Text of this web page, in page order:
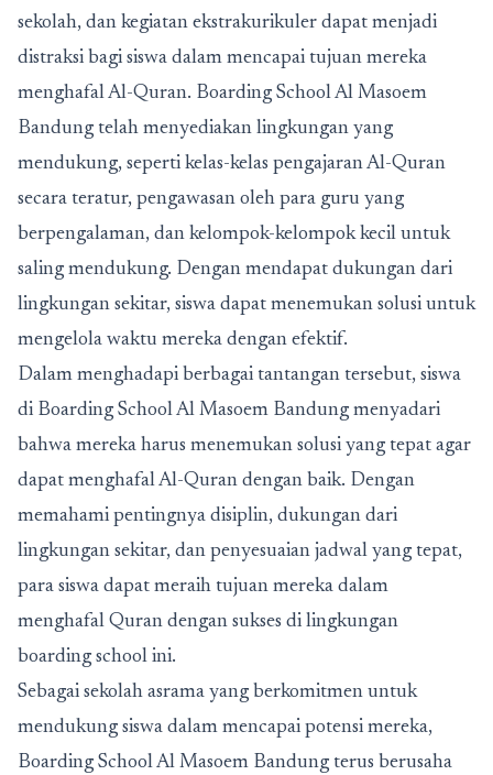
sekolah, dan kegiatan ekstrakurikuler dapat menjadi
distraksi bagi siswa dalam mencapai tujuan mereka
menghafal Al-Quran. Boarding School Al Masoem
Bandung telah menyediakan lingkungan yang
mendukung, seperti kelas-kelas pengajaran Al-Quran
secara teratur, pengawasan oleh para guru yang
berpengalaman, dan kelompok-kelompok kecil untuk
saling mendukung. Dengan mendapat dukungan dari
lingkungan sekitar, siswa dapat menemukan solusi untuk
mengelola waktu mereka dengan efektif.
Dalam menghadapi berbagai tantangan tersebut, siswa
di Boarding School Al Masoem Bandung menyadari
bahwa mereka harus menemukan solusi yang tepat agar
dapat menghafal Al-Quran dengan baik. Dengan
memahami pentingnya disiplin, dukungan dari
lingkungan sekitar, dan penyesuaian jadwal yang tepat,
para siswa dapat meraih tujuan mereka dalam
menghafal Quran dengan sukses di lingkungan
boarding school ini.
Sebagai sekolah asrama yang berkomitmen untuk
mendukung siswa dalam mencapai potensi mereka,
Boarding School Al Masoem Bandung terus berusaha